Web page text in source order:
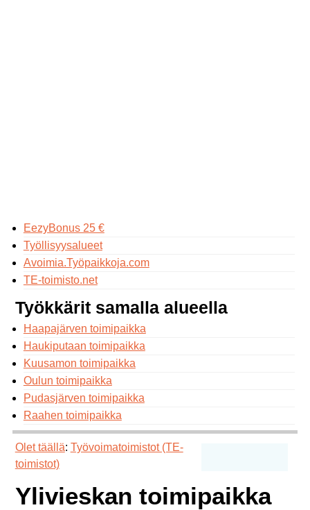
EezyBonus 25 €
Työllisyysalueet
Avoimia.Työpaikkoja.com
TE-toimisto.net
Työkkärit samalla alueella
Haapajärven toimipaikka
Haukiputaan toimipaikka
Kuusamon toimipaikka
Oulun toimipaikka
Pudasjärven toimipaikka
Raahen toimipaikka
Olet täällä: Työvoimatoimistot (TE-
toimistot)
Ylivieskan toimipaikka